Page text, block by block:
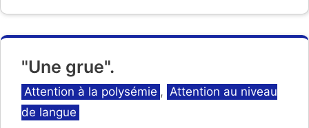
"Une grue".
Catégories
Attention à la polysémie , Attention au niveau
de langue